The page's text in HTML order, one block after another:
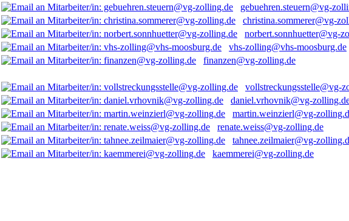
gebuehren.steuern@vg-
christina.sommerer@vg-
norbert.sonnhuetter@vg-
vhs-zolling@vhs-moosburg.de
finanzen@vg-zolling.de
vollstreckungsstelle@vg-
daniel.vrhovnik@vg-
martin.weinzierl@vg-
renate.weiss@vg-zolling.de
tahnee.zeilmaier@vg-
kaemmerei@vg-zolling.de